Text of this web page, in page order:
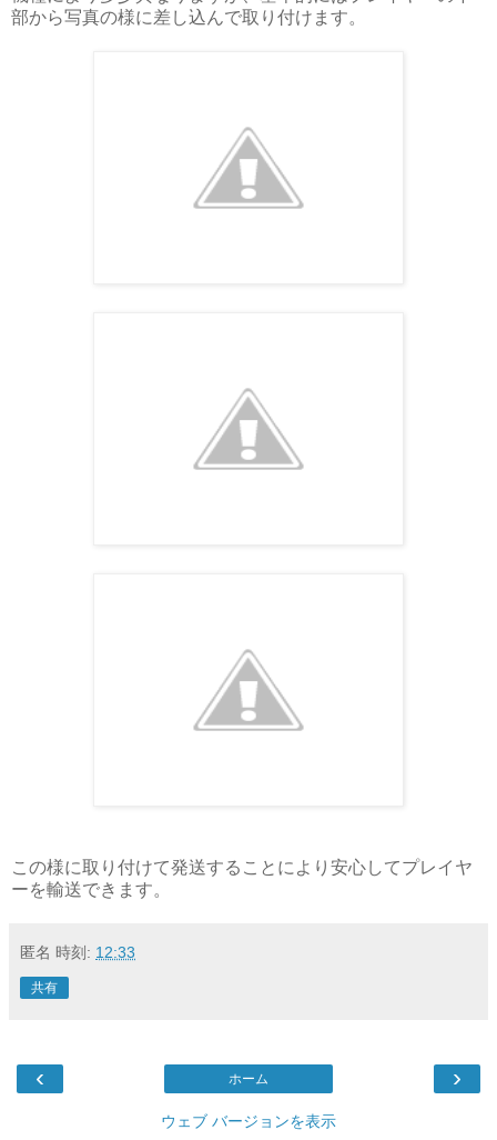
部から写真の様に差し込んで取り付けます。
この様に取り付けて発送することにより安心してプレイヤ
ーを輸送できます。
匿名 時刻: 12:33
共有
‹ ›
ホーム
ウェブ バージョンを表示